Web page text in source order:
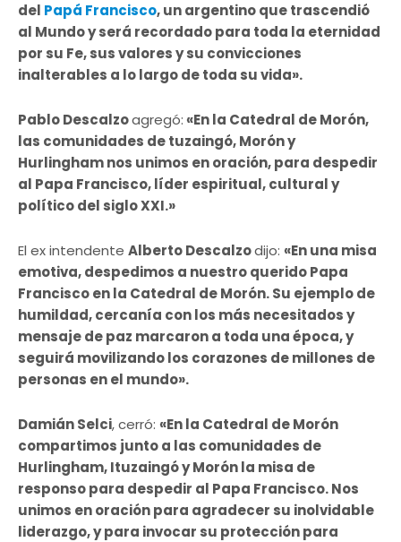
del Papá Francisco, un argentino que trascendió
al Mundo y será recordado para toda la eternidad
por su Fe, sus valores y su convicciones
inalterables a lo largo de toda su vida».
Pablo Descalzoagregó: «En la Catedral de Morón,
las comunidades de tuzaingó, Morón y
Hurlingham nos unimos en oración, para despedir
al Papa Francisco, líder espiritual, cultural y
político del siglo XXI.»
El ex intendente Alberto Descalzodijo: «En una misa
emotiva, despedimos a nuestro querido Papa
Francisco en la Catedral de Morón. Su ejemplo de
humildad, cercanía con los más necesitados y
mensaje de paz marcaron a toda una época, y
seguirá movilizando los corazones de millones de
personas en el mundo».
Damián Selci, cerró: «En la Catedral de Morón
compartimos junto a las comunidades de
Hurlingham, Ituzaingó y Morón la misa de
responso para despedir al Papa Francisco. Nos
unimos en oración para agradecer su inolvidable
liderazgo, y para invocar su protección para